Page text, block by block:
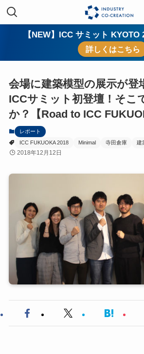
【NEW】ICC サミット KYOTO
詳しくはこちら
会場に建築模型の展示が登
ICCサミット初登壇！そこ
か？【Road to ICC
レポート
ICC FUKUOKA 2018
Minimal 寺田倉庫 建
2018年12月12日